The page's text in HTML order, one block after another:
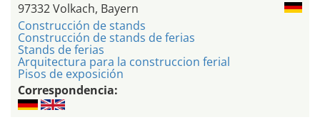
97332 Volkach, Bayern
Construcción de stands
Construcción de stands de ferias
Stands de ferias
Arquitectura para la construccion ferial
Pisos de exposición
Correspondencia: